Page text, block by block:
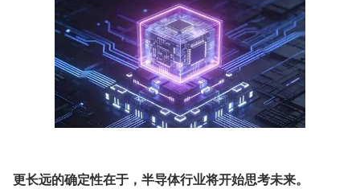
更长远的确定性在于，半导体行业将开始思考未来。